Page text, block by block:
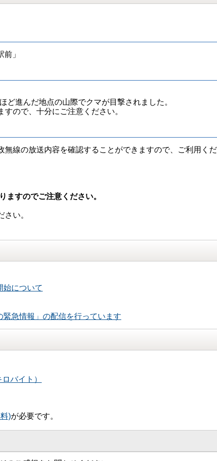
」
ど進んだ地点の山際でクマが目撃されました。
ので、十分にご注意ください。
線の放送内容を確認することができますので、ご利用くだ
すのでご注意ください。
さい。
始について
急情報」の配信を行っています
バイト）
)が必要です。